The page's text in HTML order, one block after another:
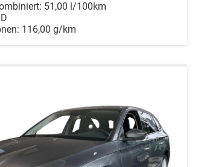
51,00 l/100km
D
116,00 g/km